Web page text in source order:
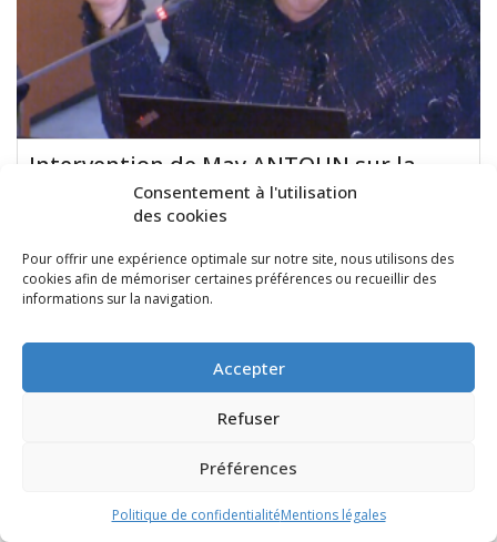
Consentement à l'utilisation
des cookies
Pour offrir une expérience optimale sur notre site, nous utilisons des
cookies afin de mémoriser certaines préférences ou recueillir des
informations sur la navigation.
Accepter
Refuser
Préférences
Politique de confidentialitéMentions légales
Intervention de May ANTOUN sur la
modulation tarifaire dans les EPHAD
Séance plénière du 13 novembre 2023
/// 13 novembre 2023
https://youtu.be/FA7kWbdje4g